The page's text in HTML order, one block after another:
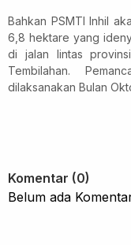
Bahkan PSMTI Inhil
6,8 hektare yang
di jalan lintas
Tembilahan.
dilaksanakan Bulan
Komentar (0)
Belum ada